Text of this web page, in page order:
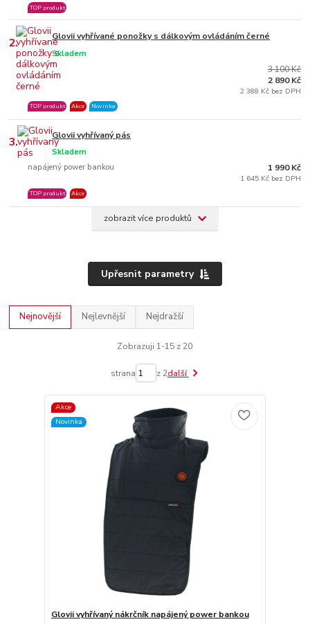
TOP produkt
2. Glovii vyhřívané ponožky s dálkovým ovládáním černé
Skladem
TOP produkt Akce Novinka
3 100 Kč
2 890 Kč
2 388 Kč bez DPH
3. Glovii vyhřívaný pás
napájený power bankou
Skladem
TOP produkt Akce
1 990 Kč
1 645 Kč bez DPH
zobrazit více produktů
Upřesnit parametry
Nejnovější Nejlevnější Nejdražší
Zobrazuji 1-15 z 20
strana z 2další
Akce
Novinka
Glovii vyhřívaný nákrčník napájený power bankou